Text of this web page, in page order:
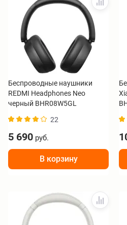
Беспроводные наушники
REDMI Headphones Neo
черный BHR08W5GL
22
5 690 руб.
В корзину